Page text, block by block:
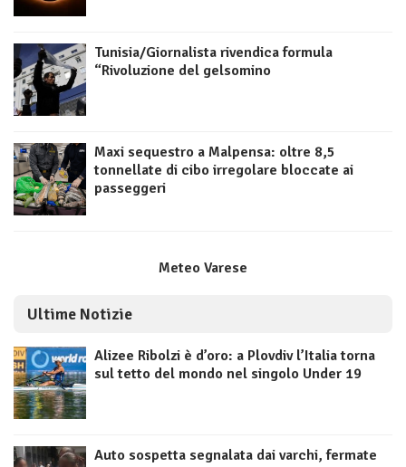
Tunisia/Giornalista rivendica formula
“Rivoluzione del gelsomino
Maxi sequestro a Malpensa: oltre 8,5
tonnellate di cibo irregolare bloccate ai
passeggeri
Meteo Varese
Ultime Notizie
Alizee Ribolzi è d’oro: a Plovdiv l’Italia torna
sul tetto del mondo nel singolo Under 19
Auto sospetta segnalata dai varchi, fermate